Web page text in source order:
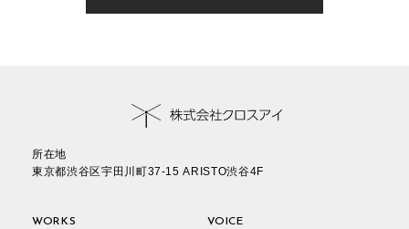
所在地
東京都渋谷区宇田川町37-15 ARISTO渋谷4F
WORKS VOICE